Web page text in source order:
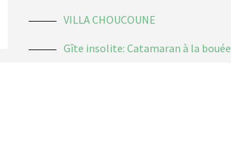
VILLA CHOUCOUNE
Gîte insolite: Catamaran à la bouée